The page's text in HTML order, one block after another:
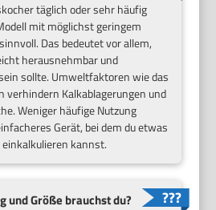
täglich oder sehr häufig
mit möglichst geringem
Das bedeutet vor allem,
herausnehmbar und
sollte. Umweltfaktoren wie das
verhindern Kalkablagerungen und
Weniger häufige Nutzung
Gerät, bei dem du etwas
kannst.
und Größe brauchst du?